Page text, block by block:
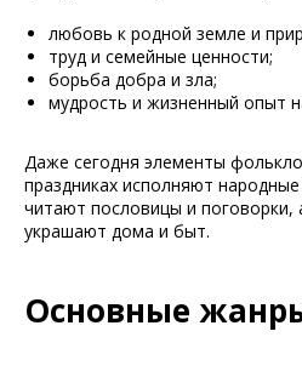
любовь к родной земле и
труд и семейные ценности;
борьба добра и зла;
мудрость и жизненный опыт
Даже сегодня элементы
праздниках исполняют
читают пословицы и поговорки,
украшают дома и быт.
Основные